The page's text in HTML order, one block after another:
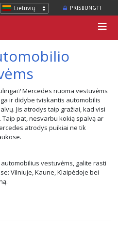
PRISIJUNGTI
Lietuvių
Mercedes nuoma vestuvėms
ir didybe tviskantis automobilis
Jis atrodys taip gražiai, kad visi
pat, nesvarbu kokią spalvą ar
atrodys puikiai ne tik
vestuvėms, galite rasti
Vilniuje, Kaune, Klaipėdoje bei